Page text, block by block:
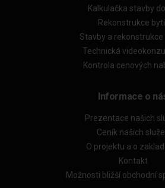
Kalkulačka stavby
Rekonstrukce
Stavby a rekonstrukce
Technická
Kontrola cenových
Informace o
Prezentace našich
Ceník našich
O projektu a o
Kontakt
Možnosti bližší obchodní